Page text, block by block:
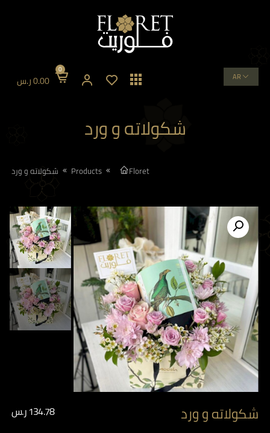
0
0.00ر.س
شكولاته و ورد
Floret
Products شكولاته و ورد
شكولاته و ورد 134.78ر.س